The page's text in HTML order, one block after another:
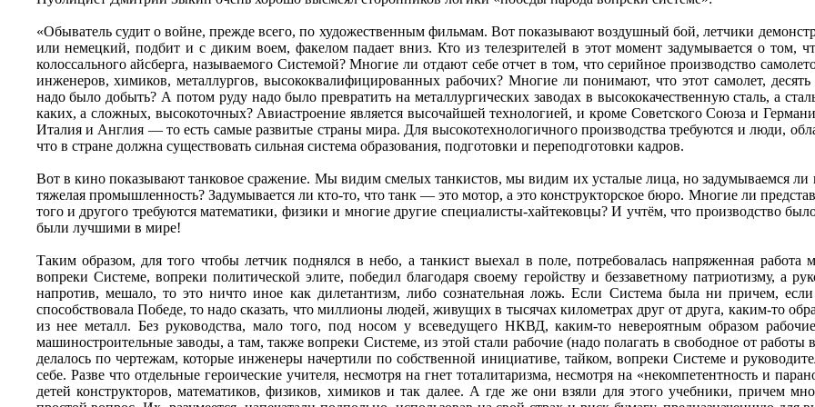
«Обыватель судит о войне, прежде всего, по художественным фильмам. Вот показывают воздушный бой, летчики
или немецкий, подбит и с диким воем, факелом падает вниз. Кто из телезрителей в этот момент задумывается о том,
колоссального айсберга, называемого Системой? Многие ли отдают себе отчет в том, что серийное производство
инженеров, химиков, металлургов, высококвалифицированных рабочих? Многие ли понимают, что этот самолет,
надо было добыть? А потом руду надо было превратить на металлургических заводах в высококачественную сталь, а
каких, а сложных, высокоточных? Авиастроение является высочайшей технологией, и кроме Советского Союза и
Италия и Англия — то есть самые развитые страны мира. Для высокотехнологичного производства требуются и люди,
что в стране должна существовать сильная система образования, подготовки и переподготовки кадров.
Вот в кино показывают танковое сражение. Мы видим смелых танкистов, мы видим их усталые лица, но задумываемся
тяжелая промышленность? Задумывается ли кто-то, что танк — это мотор, а это конструкторское бюро. Многие ли
того и другого требуются математики, физики и многие другие специалисты-хайтековцы? И учтём, что производство
были лучшими в мире!
Таким образом, для того чтобы летчик поднялся в небо, а танкист выехал в поле, потребовалась напряженная
вопреки Системе, вопреки политической элите, победил благодаря своему геройству и беззаветному патриотизму, а
напротив, мешало, то это ничто иное как дилетантизм, либо сознательная ложь. Если Система была ни причем,
способствовала Победе, то надо сказать, что миллионы людей, живущих в тысячах километрах друг от друга, каким-то
из нее металл. Без руководства, мало того, под носом у всеведущего НКВД, каким-то невероятным образом
машиностроительные заводы, а там, также вопреки Системе, из этой стали рабочие (надо полагать в свободное от работы
делалось по чертежам, которые инженеры начертили по собственной инициативе, тайком, вопреки Системе и
себе. Разве что отдельные героические учителя, несмотря на гнет тоталитаризма, несмотря на «некомпетентность и
детей конструкторов, математиков, физиков, химиков и так далее. А где же они взяли для этого учебники, причем